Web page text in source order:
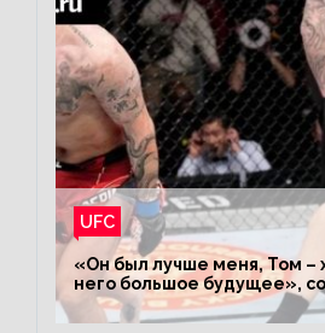
UFC
«Он был лучше меня, Том –
него большое будущее»,
о поражении Аспиналлу